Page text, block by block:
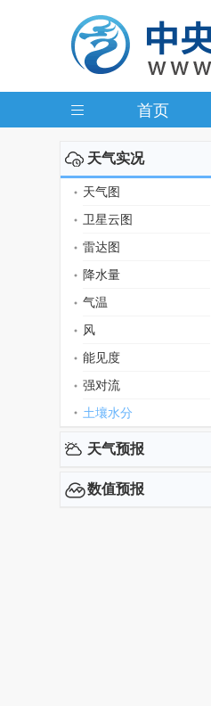
首页
天气实况
天气图
卫星云图
雷达图
降水量
气温
风
能见度
强对流
土壤水分
天气预报
数值预报